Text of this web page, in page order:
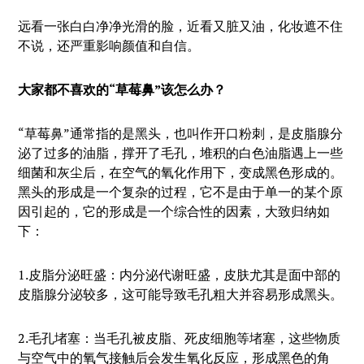
远看一张白白净净光滑的脸，近看又脏又油，化妆遮不住
不说，还严重影响颜值和自信。
大家都不喜欢的“草莓鼻”该怎么办？
“草莓鼻”通常指的是黑头，也叫作开口粉刺，是皮脂腺分
泌了过多的油脂，撑开了毛孔，堆积的白色油脂遇上一些
细菌和灰尘后，在空气的氧化作用下，变成黑色形成的。
黑头的形成是一个复杂的过程，它不是由于单一的某个原
因引起的，它的形成是一个综合性的因素，大致归纳如
下：
1.皮脂分泌旺盛：内分泌代谢旺盛，皮肤尤其是面中部的
皮脂腺分泌较多，这可能导致毛孔粗大并容易形成黑头。
2.毛孔堵塞：当毛孔被皮脂、死皮细胞等堵塞，这些物质
与空气中的氧气接触后会发生氧化反应，形成黑色的角